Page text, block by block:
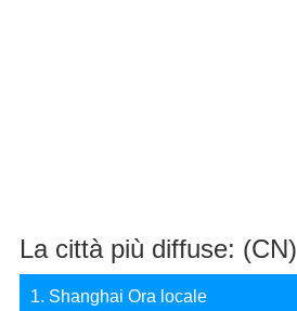
La città più diffuse: (CN)
1. Shanghai Ora locale